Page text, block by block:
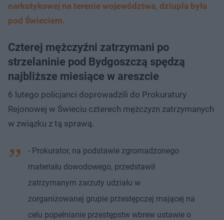
narkotykowej na terenie województwa, dziupla była
pod Świeciem.
Czterej mężczyźni zatrzymani po
strzelaninie pod Bydgoszczą spędzą
najbliższe miesiące w areszcie
6 lutego policjanci doprowadzili do Prokuratury
Rejonowej w Świeciu czterech mężczyzn zatrzymanych
w związku z tą sprawą.
- Prokurator, na podstawie zgromadzonego
materiału dowodowego, przedstawił
zatrzymanym zarzuty udziału w
zorganizowanej grupie przestępczej mającej na
celu popełnianie przestępstw wbrew ustawie o